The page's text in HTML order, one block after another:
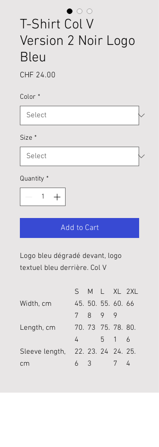
T-Shirt Col V
Version 2 Noir Logo
Bleu
CHF 24.00
Color *
Size *
Quantity *
Add to Cart
Logo bleu dégradé devant, logo
textuel bleu derrière. Col V
S M L XL
2XL
Width, cm
45.
7
50.
8
55.
9
60.
9
66
Length, cm
70.
4
73
75.
5
78.
1
80.
6
Sleeve length,
cm
22.
6
23.
3
24
24.
7
25.
4